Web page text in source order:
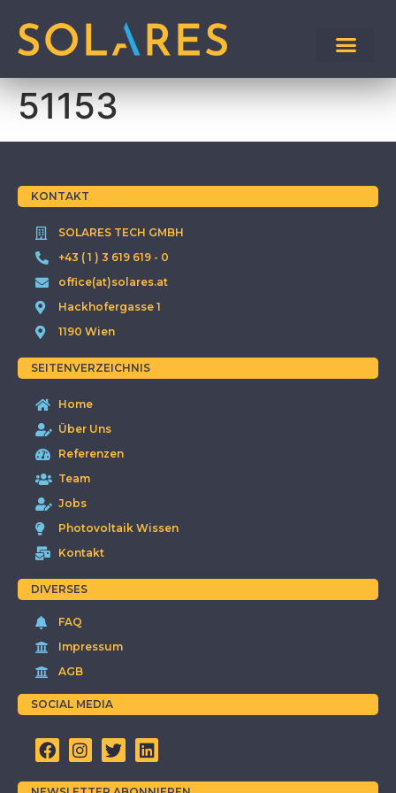
51153
KONTAKT
SOLARES TECH GMBH
+43 ( 1 ) 3 619 619 - 0
office(at)solares.at
Hackhofergasse 1
1190 Wien
SEITENVERZEICHNIS
Home
Über Uns
Referenzen
Team
Jobs
Photovoltaik Wissen
Kontakt
DIVERSES
FAQ
Impressum
AGB
SOCIAL MEDIA